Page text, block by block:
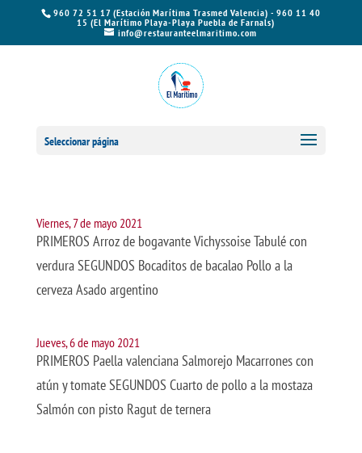
960 72 51 17 (Estación Marítima Trasmed Valencia) - 960 11 40
15 (El Marítimo Playa-Playa Puebla de Farnals)
info@restauranteelmaritimo.com
Seleccionar página
Viernes, 7 de mayo 2021
PRIMEROS Arroz de bogavante Vichyssoise Tabulé con
verdura SEGUNDOS Bocaditos de bacalao Pollo a la
cerveza Asado argentino
Jueves, 6 de mayo 2021
PRIMEROS Paella valenciana Salmorejo Macarrones con
atún y tomate SEGUNDOS Cuarto de pollo a la mostaza
Salmón con pisto Ragut de ternera